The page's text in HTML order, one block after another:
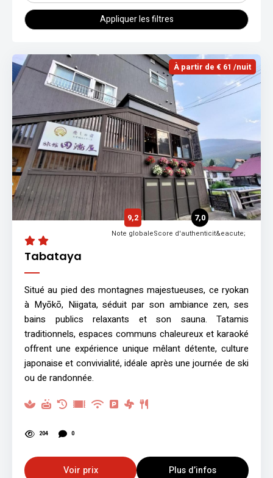
Appliquer les filtres
À partir de € 61 /nuit
Tabataya
9,2
Note globale
7,0
Score d'authenticit&eacute;
Situé au pied des montagnes majestueuses, ce ryokan
à Myōkō, Niigata, séduit par son ambiance zen, ses
bains publics relaxants et son sauna. Tatamis
traditionnels, espaces communs chaleureux et karaoké
offrent une expérience unique mêlant détente, culture
japonaise et convivialité, idéale après une journée de ski
ou de randonnée.
204 0
Voir prix Plus d’infos